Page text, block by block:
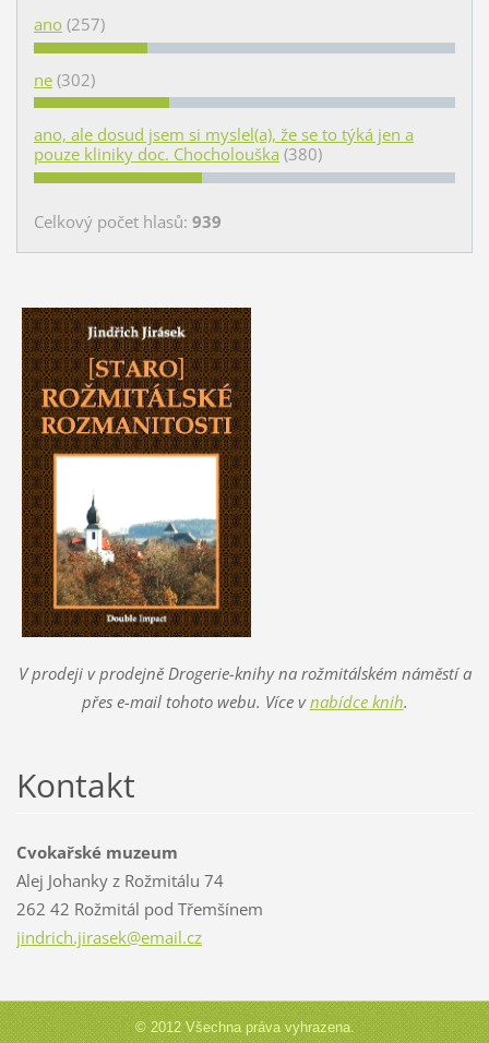
ano (257)
ne (302)
ano, ale dosud jsem si myslel(a), že se to týká jen a
pouze kliniky doc. Chocholouška (380)
Celkový počet hlasů: 939
V prodeji v prodejně Drogerie-knihy na rožmitálském náměstí a
přes e-mail tohoto webu. Více vnabídce knih.
Kontakt
Cvokařské muzeum
Alej Johanky z Rožmitálu 74
262 42 Rožmitál pod Třemšínem
jindrich.jirasek@email.cz
© 2012 Všechna práva vyhrazena.